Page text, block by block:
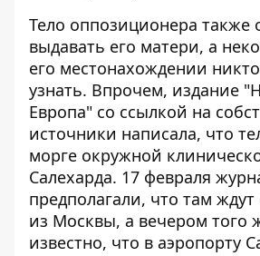
Тело оппозиционера также
выдавать его матери, а
его местонахождении
узнать. Впрочем, издание
Европа" со ссылкой на
источники написала, что
морге окружной
Салехарда. 17 февраля
предполагали, что там
из Москвы, а вечером того
известно, что в аэропорту